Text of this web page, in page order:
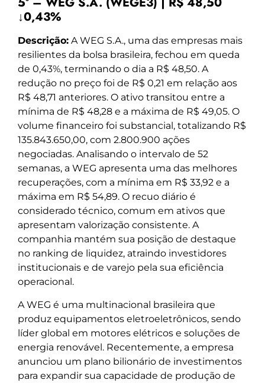
↓0,43%
Descrição: A WEG S.A., uma das empresas mais
resilientes da bolsa brasileira, fechou em queda
de 0,43%, terminando o dia a R$ 48,50. A
redução no preço foi de R$ 0,21 em relação aos
R$ 48,71 anteriores. O ativo transitou entre a
mínima de R$ 48,28 e a máxima de R$ 49,05. O
volume financeiro foi substancial, totalizando R$
135.843.650,00, com 2.800.900 ações
negociadas. Analisando o intervalo de 52
semanas, a WEG apresenta uma das melhores
recuperações, com a mínima em R$ 33,92 e a
máxima em R$ 54,89. O recuo diário é
considerado técnico, comum em ativos que
apresentam valorização consistente. A
companhia mantém sua posição de destaque
no ranking de liquidez, atraindo investidores
institucionais e de varejo pela sua eficiência
operacional.
A WEG é uma multinacional brasileira que
produz equipamentos eletroeletrônicos, sendo
líder global em motores elétricos e soluções de
energia renovável. Recentemente, a empresa
anunciou um plano bilionário de investimentos
para expandir sua capacidade de produção de